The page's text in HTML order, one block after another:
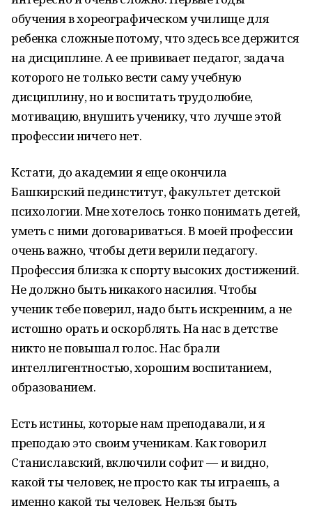
обучения в хореографическом училище для
ребенка сложные потому, что здесь все держится
на дисциплине. А ее прививает педагог, задача
которого не только вести саму учебную
дисциплину, но и воспитать трудолюбие,
мотивацию, внушить ученику, что лучше этой
профессии ничего нет.
Кстати, до академии я еще окончила
Башкирский пединститут, факультет детской
психологии. Мне хотелось тонко понимать детей,
уметь с ними договариваться. В моей профессии
очень важно, чтобы дети верили педагогу.
Профессия близка к спорту высоких достижений.
Не должно быть никакого насилия. Чтобы
ученик тебе поверил, надо быть искренним, а не
истошно орать и оскорблять. На нас в детстве
никто не повышал голос. Нас брали
интеллигентностью, хорошим воспитанием,
образованием.
Есть истины, которые нам преподавали, и я
преподаю это своим ученикам. Как говорил
Станиславский, включили софит — и видно,
какой ты человек, не просто как ты играешь, а
именно какой ты человек. Нельзя быть